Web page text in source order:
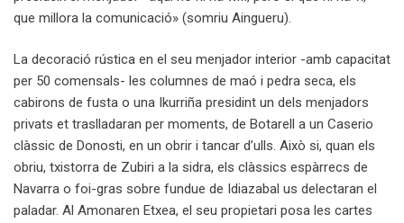
que millora la comunicació» (somriu Aingueru).
La decoració rústica en el seu menjador interior -amb capacitat
per 50 comensals- les columnes de maó i pedra seca, els
cabirons de fusta o una Ikurriña presidint un dels menjadors
privats et traslladaran per moments, de Botarell a un Caserio
clàssic de Donosti, en un obrir i tancar d’ulls. Això si, quan els
obriu, txistorra de Zubiri a la sidra, els clàssics espàrrecs de
Navarra o foi-gras sobre fundue de Idiazabal us delectaran el
paladar. Al Amonaren Etxea, el seu propietari posa les cartes